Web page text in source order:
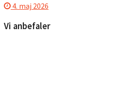
4. maj 2026
Vi anbefaler